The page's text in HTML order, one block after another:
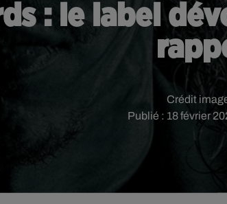
: le label
Publié : 18 février
Crédit